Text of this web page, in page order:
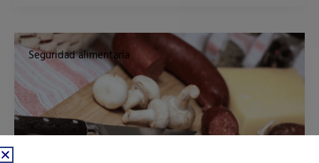
Seguridad alimentaria
Cómo
evitar
la
contaminación
cruzada
sencillos
pasos.